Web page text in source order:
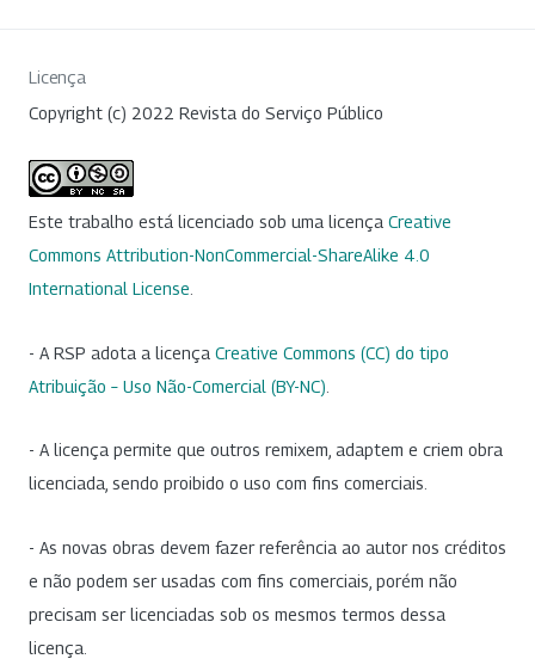
Licença
Copyright (c) 2022 Revista do Serviço Público
Este trabalho está licenciado sob uma licença Creative
Commons Attribution-NonCommercial-ShareAlike 4.0
International License
- A RSP adota a licença Creative Commons (CC) do tipo
Atribuição – Uso Não-Comercial (BY-NC)
- A licença permite que outros remixem, adaptem e criem obra
licenciada, sendo proibido o uso com fins comerciais.
- As novas obras devem fazer referência ao autor nos créditos
e não podem ser usadas com fins comerciais, porém não
precisam ser licenciadas sob os mesmos termos dessa
licença.